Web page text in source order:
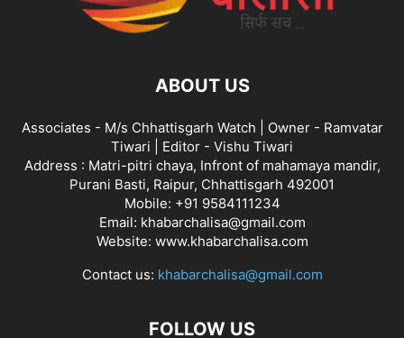
ABOUT US
Associates - M/s Chhattisgarh Watch | Owner - Ramvatar
Tiwari | Editor - Vishu Tiwari
Address : Matri-pitri chaya, Infront of mahamaya mandir,
Purani Basti, Raipur, Chhattisgarh 492001
Mobile: +91 9584111234
Email: khabarchalisa@gmail.com
Website: www.khabarchalisa.com
Contact us: khabarchalisa@gmail.com
FOLLOW US